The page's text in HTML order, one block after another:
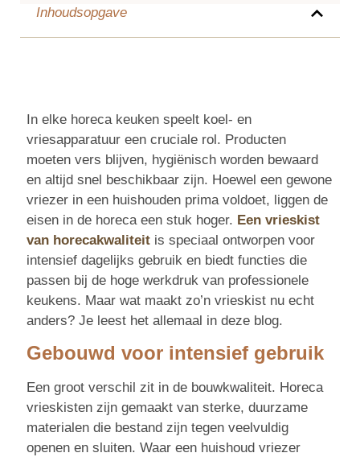
Inhoudsopgave
In elke horeca keuken speelt koel- en
vriesapparatuur een cruciale rol. Producten
moeten vers blijven, hygiënisch worden bewaard
en altijd snel beschikbaar zijn. Hoewel een gewone
vriezer in een huishouden prima voldoet, liggen de
eisen in de horeca een stuk hoger. Een vrieskist
van horecakwaliteitis speciaal ontworpen voor
intensief dagelijks gebruik en biedt functies die
passen bij de hoge werkdruk van professionele
keukens. Maar wat maakt zo’n vrieskist nu echt
anders? Je leest het allemaal in deze blog.
Gebouwd voor intensief gebruik
Een groot verschil zit in de bouwkwaliteit. Horeca
vrieskisten zijn gemaakt van sterke, duurzame
materialen die bestand zijn tegen veelvuldig
openen en sluiten. Waar een huishoud vriezer